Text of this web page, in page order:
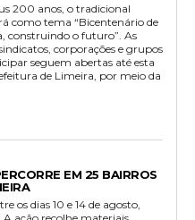
200 anos, o tradicional
como tema “Bicentenário de
construindo o futuro”. As
corporações e grupos
seguem abertas até esta
de Limeira, por meio da
EM 25 BAIRROS
os dias 10 e 14 de agosto,